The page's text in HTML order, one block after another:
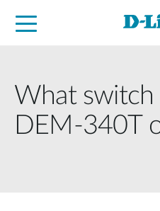
What switch
DEM-340T